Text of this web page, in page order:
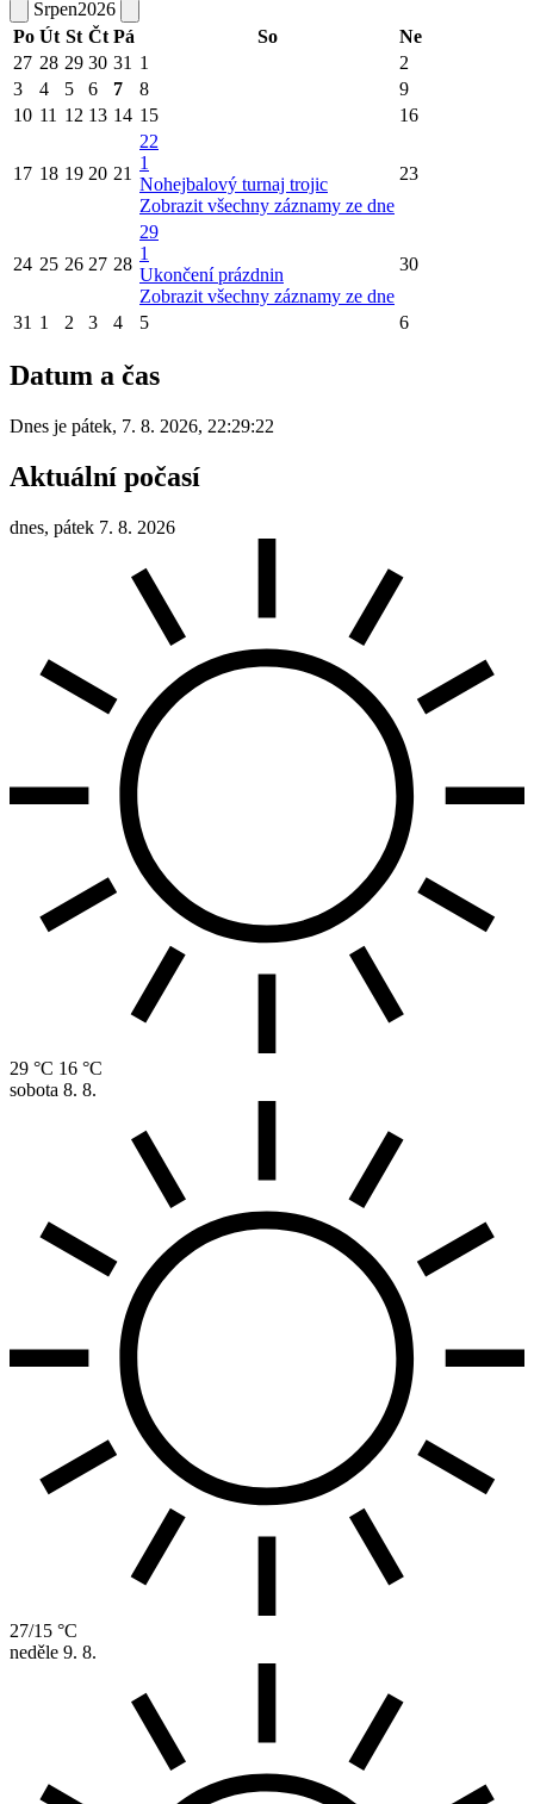
Srpen2026
Po Út St Čt Pá So
Ne
27 28 29 30 31 1
2
3
4 5 6 7 8
9
10 11 12 13 14 15 16
17 18 19 20 21
22
1
Nohejbalový turnaj trojic
Zobrazit všechny záznamy ze dne
23
24 25 26 27 28
29
1
Ukončení prázdnin
Zobrazit všechny záznamy ze dne
30
31 1 2 3 4 5 6
Datum a čas
Dnes je pátek, 7. 8. 2026, 22:29:22
Aktuální počasí
dnes, pátek 7. 8. 2026
29 °C 16 °C
sobota 8. 8.
27/15 °C
neděle 9. 8.